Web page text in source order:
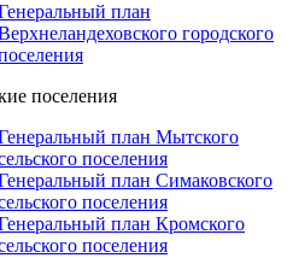
план
городского
поселения
план Мытского
поселения
план Симаковского
поселения
план Кромского
поселения